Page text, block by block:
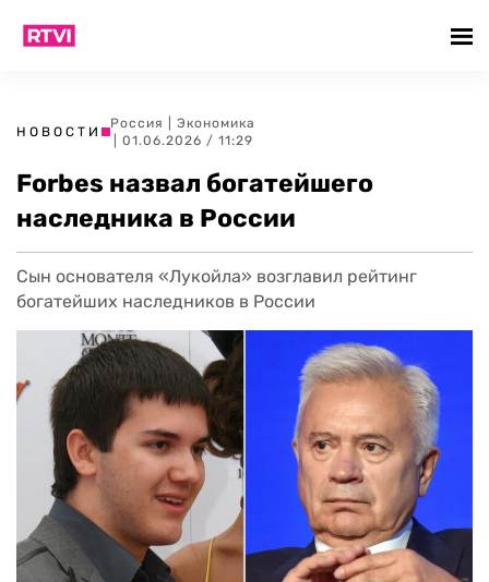
НОВОСТИ
Россия
Экономика
| 01.06.2026 / 11:29
Forbes назвал богатейшего
наследника в России
Сын основателя «Лукойла» возглавил рейтинг
богатейших наследников в России